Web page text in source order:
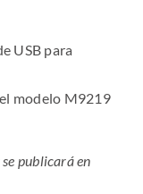
USB para
modelo M9219
publicará en